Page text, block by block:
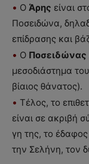
• Ο Άρης είναι
Ποσειδώνα,
επίδρασης και
• Ο Ποσειδώνας
μεσοδιάστημα
βίαιος θάνατος).
• Τέλος, το
είναι σε ακριβή
γη της, το
την Σελήνη, τον